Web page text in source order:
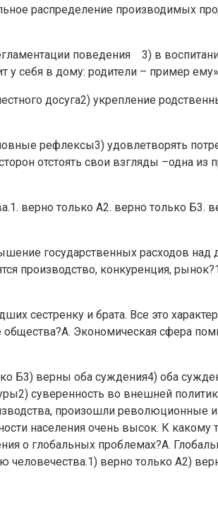
распределение производимых
поведения 3) в
у себя в дому: родители – пример
досуга2) укрепление
рефлексы3) удовлетворять
отстоять свои взгляды –одна из
верно только А2. верно только Б3.
государственных расходов
конкуренция,
сестренку и брата. Все это
Экономическая сфера
Б3) верны оба суждения4) оба
суверенность во внешней
произошли
населения очень высок. К какому
о глобальных проблемах?А.
верно только А2)